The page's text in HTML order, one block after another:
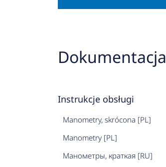
Dokumentacja
Instrukcje obsługi
Manometry, skrócona [PL]
Manometry [PL]
Манометры, краткая [RU]